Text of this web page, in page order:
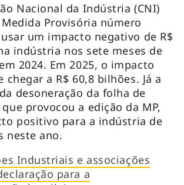
Nacional da Indústria (CNI)
Provisória número
um impacto negativo de R$
indústria nos sete meses de
2024. Em 2025, o impacto
chegar a R$ 60,8 bilhões. Já a
desoneração da folha de
provocou a edição da MP,
positivo para a indústria de
neste ano.
Industriais e associações
para a